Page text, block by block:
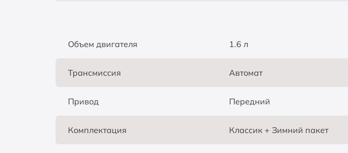
Объем двигателя 1.6 л
Трансмиссия Автомат
Привод Передний
Комплектация Классик + Зимний пакет